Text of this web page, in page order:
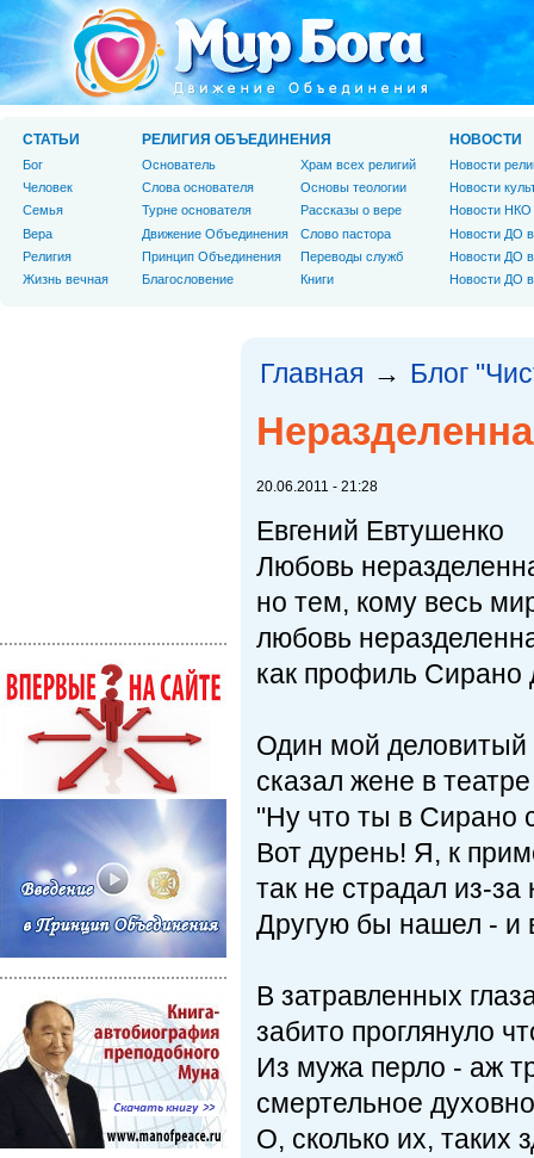
Главная → Блог
20.06.2011 - 21:28
Евгений Евтушенко
Любовь
но тем, кому весь
любовь
как профиль Сирано
Один мой деловитый
сказал жене в
"Ну что ты в Сирано
Вот дурень! Я, к
так не страдал из-за
Другую бы нашел - и
В затравленных
забито проглянуло
Из мужа перло - аж
смертельное
О, сколько их, таких
СТАТЬИ
Бог
Человек
Cемья
Вера
Религия
Жизнь вечная
РЕЛИГИЯ ОБЪЕДИНЕНИЯ
Основатель
Слова основателя
Турне основателя
Движение Объединения
Принцип Объединения
Благословение
Храм всех религий
Основы теологии
Рассказы о вере
Слово пастора
Переводы служб
Книги
НОВОСТИ
Новости
Новости
Новости НКО
Новости ДО
Новости ДО
Новости ДО